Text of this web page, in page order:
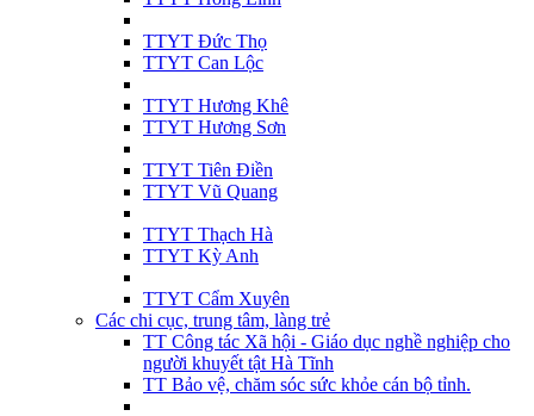
TTYT Đức Thọ
TTYT Can Lộc
TTYT Hương Khê
TTYT Hương Sơn
TTYT Tiên Điền
TTYT Vũ Quang
TTYT Thạch Hà
TTYT Kỳ Anh
TTYT Cẩm Xuyên
Các chi cục, trung tâm, làng trẻ
TT Công tác Xã hội - Giáo dục nghề nghiệp cho
người khuyết tật Hà Tĩnh
TT Bảo vệ, chăm sóc sức khỏe cán bộ tỉnh.